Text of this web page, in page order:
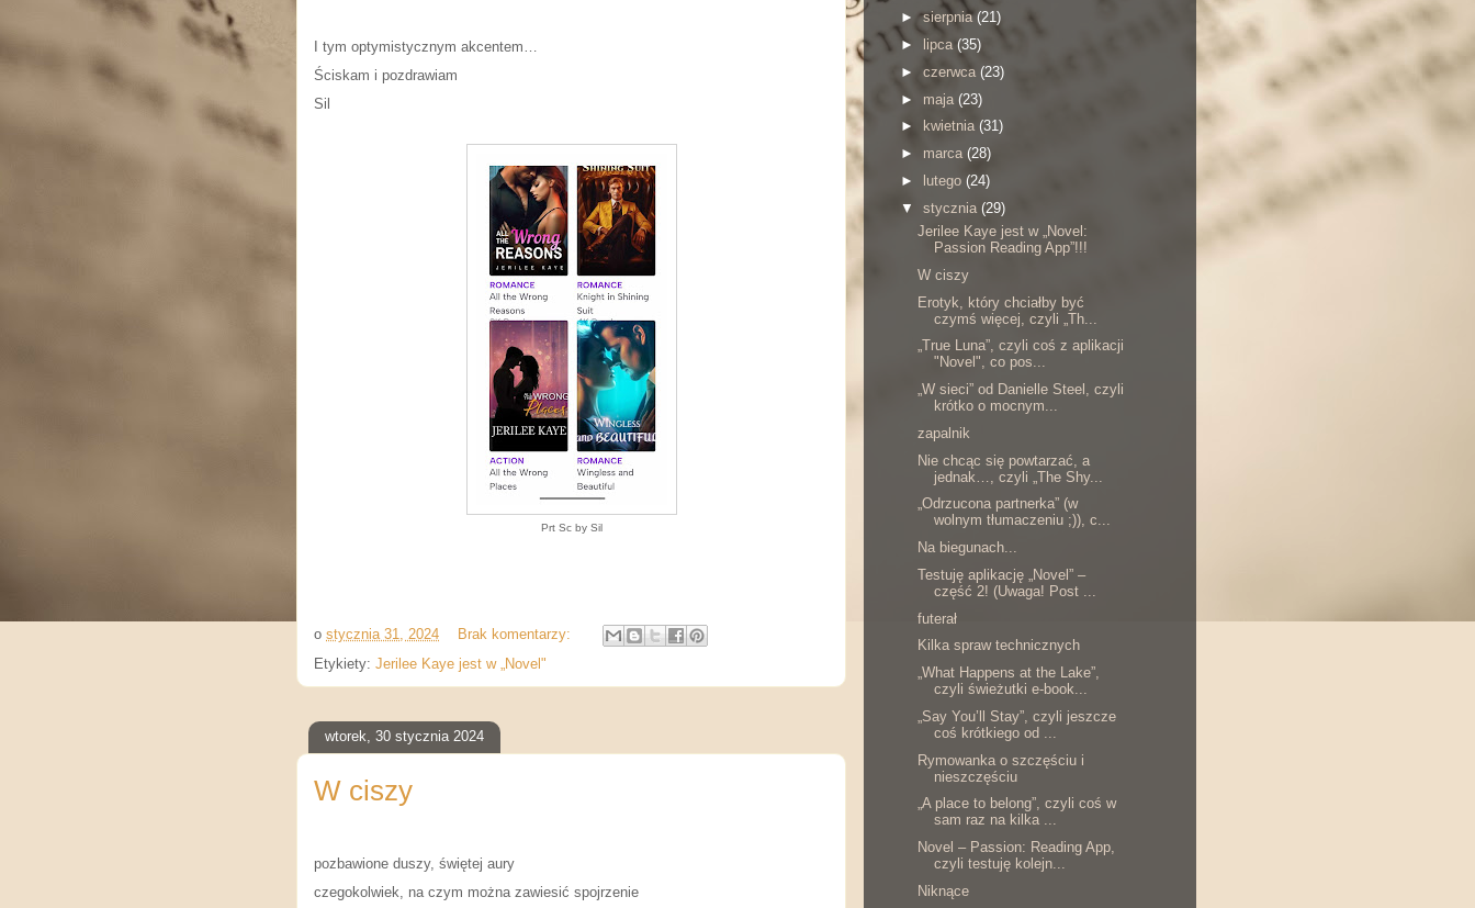
I tym optymistycznym akcentem…
Ściskam i pozdrawiam
Sil
Prt Sc by Sil
o stycznia 31, 2024
Brak komentarzy:
Etykiety: Jerilee Kaye jest w „Novel"
wtorek, 30 stycznia 2024
W ciszy
pozbawione duszy, świętej aury
czegokolwiek, na czym można zawiesić spojrzenie
►sierpnia(21)
►
lipca (35)
► czerwca (23)
► maja (23)
►
kwietnia (31)
► marca (28)
►
lutego (24)
▼ stycznia (29)
Jerilee Kaye jest w „Novel:
Passion Reading App”!!!
W ciszy
Erotyk, który chciałby być
czymś więcej, czyli „Th...
„True Luna”, czyli coś z aplikacji
"Novel", co pos...
„W sieci” od Danielle Steel, czyli
krótko o mocnym...
zapalnik
Nie chcąc się powtarzać, a
jednak…, czyli „The Shy...
„Odrzucona partnerka” (w
wolnym tłumaczeniu ;)), c...
Na biegunach...
Testuję aplikację „Novel” –
część 2! (Uwaga! Post ...
futerał
Kilka spraw technicznych
„What Happens at the Lake”,
czyli świeżutki e-book...
„Say You’ll Stay”, czyli jeszcze
coś krótkiego od ...
Rymowanka o szczęściu i
nieszczęściu
„A place to belong”, czyli coś w
sam raz na kilka ...
Novel – Passion: Reading App,
czyli testuję kolejn...
Niknące